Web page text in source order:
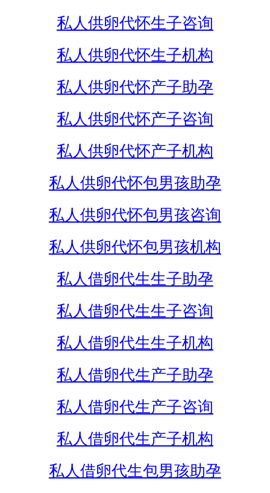
私人供卵代怀生子咨询
私人供卵代怀生子机构
私人供卵代怀产子助孕
私人供卵代怀产子咨询
私人供卵代怀产子机构
私人供卵代怀包男孩助孕
私人供卵代怀包男孩咨询
私人供卵代怀包男孩机构
私人借卵代生生子助孕
私人借卵代生生子咨询
私人借卵代生生子机构
私人借卵代生产子助孕
私人借卵代生产子咨询
私人借卵代生产子机构
私人借卵代生包男孩助孕